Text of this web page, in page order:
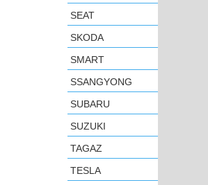
SEAT
SKODA
SMART
SSANGYONG
SUBARU
SUZUKI
TAGAZ
TESLA